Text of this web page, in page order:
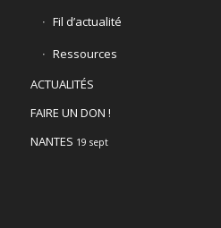
Fil d’actualité
Ressources
ACTUALITÉS
FAIRE UN DON !
NANTES 19 sept